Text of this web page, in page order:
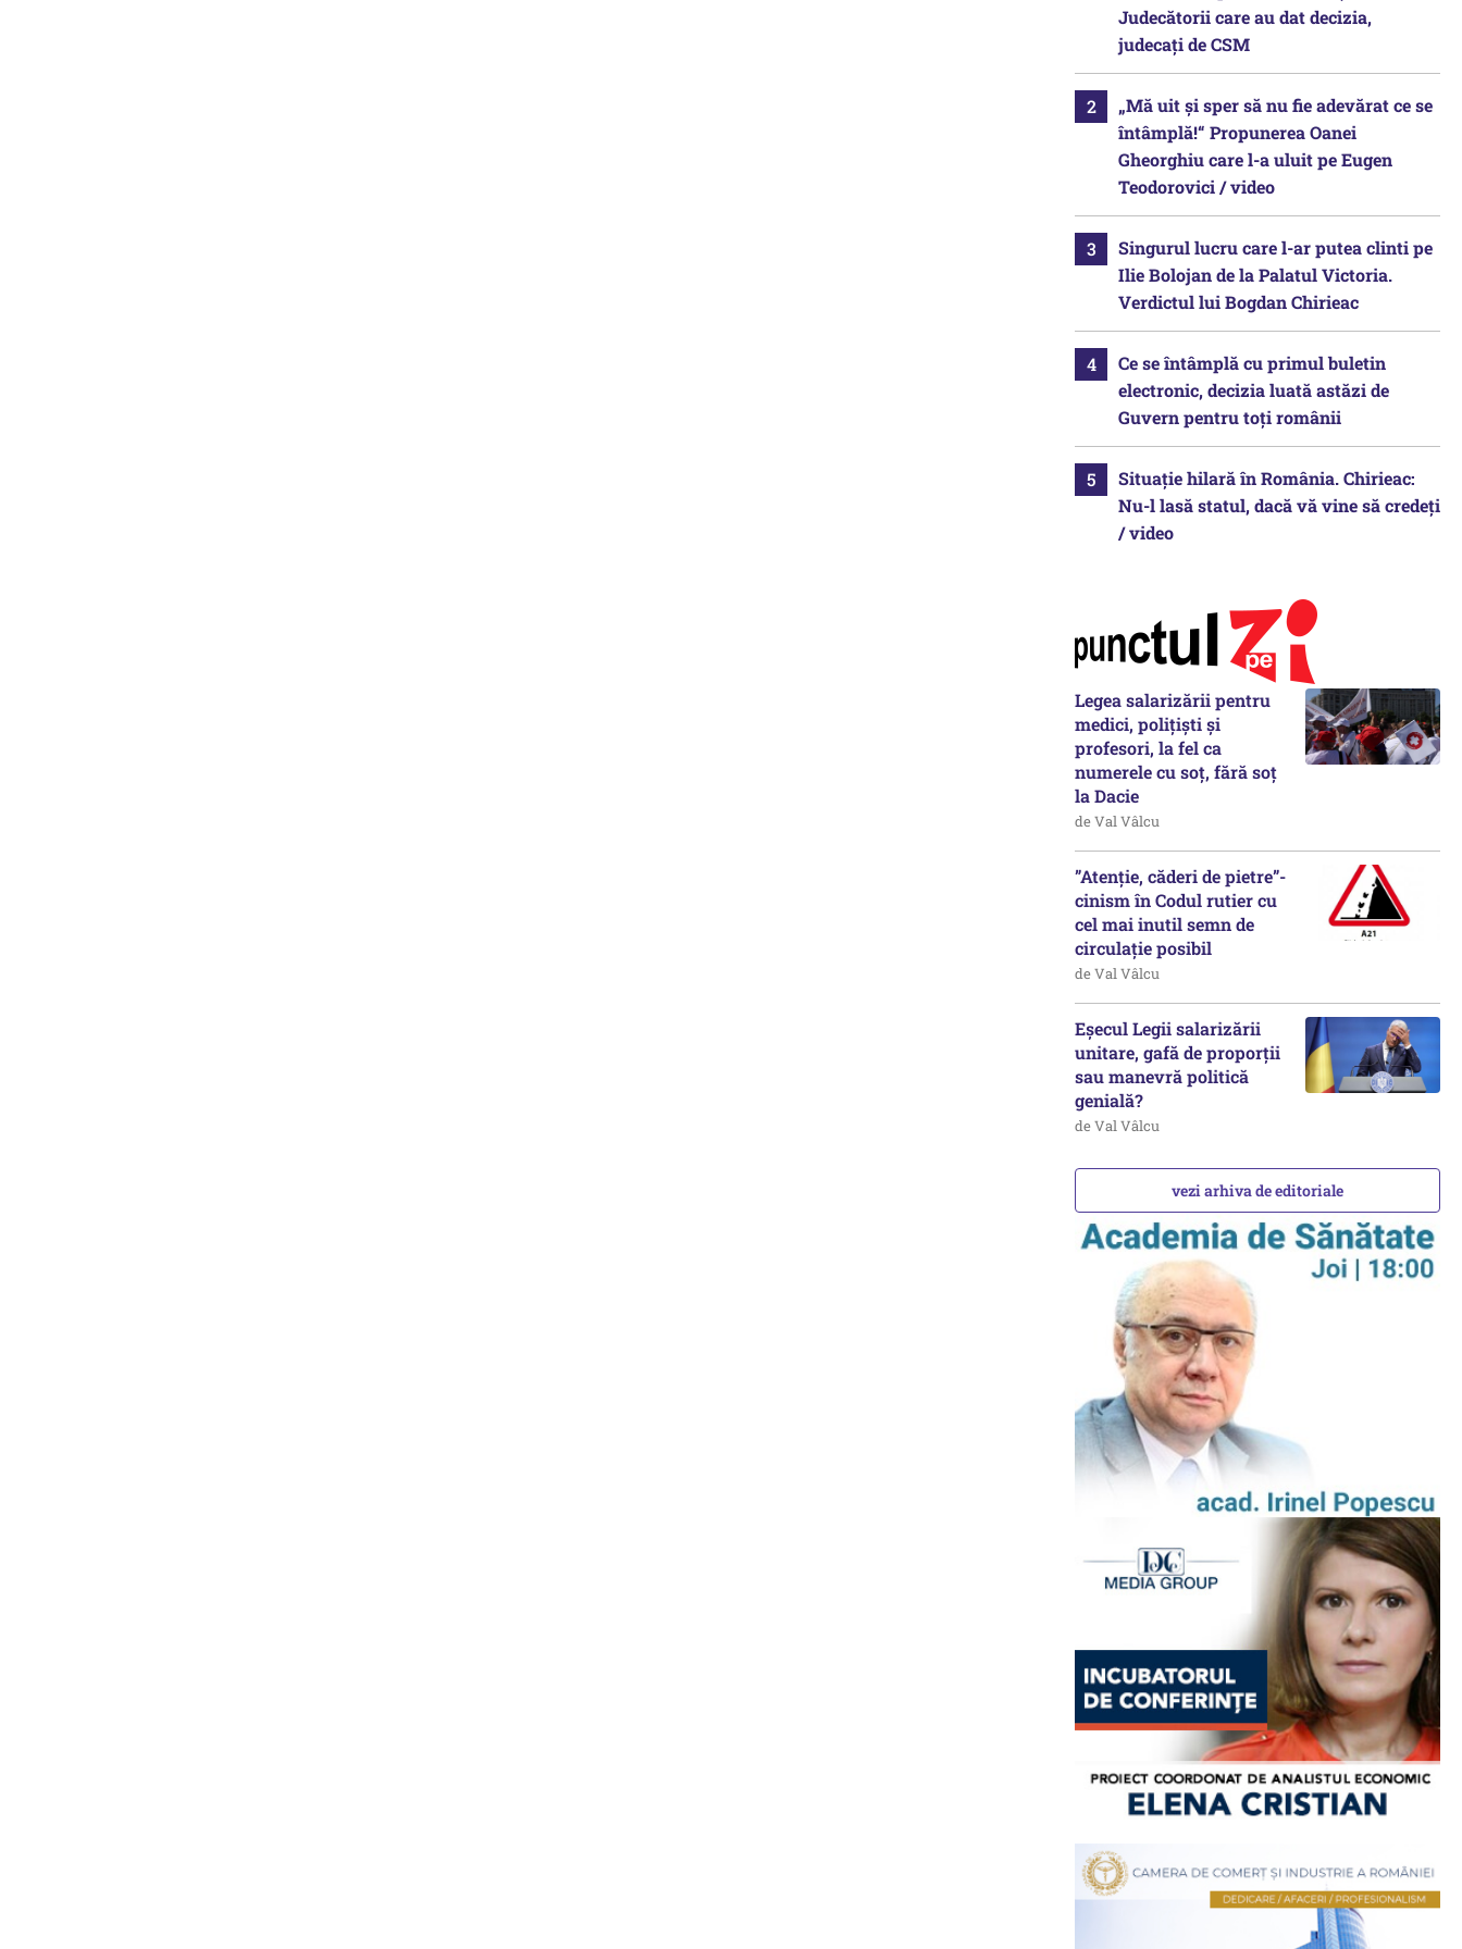
Judecătorii care au dat decizia,
judecați de CSM
„Mă uit și sper să nu fie adevărat ce se
întâmplă!“ Propunerea Oanei
Gheorghiu care l-a uluit pe Eugen
Teodorovici / video
Singurul lucru care l-ar putea clinti pe
Ilie Bolojan de la Palatul Victoria.
Verdictul lui Bogdan Chirieac
Ce se întâmplă cu primul buletin
electronic, decizia luată astăzi de
Guvern pentru toți românii
Situație hilară în România. Chirieac:
Nu-l lasă statul, dacă vă vine să credeți
/ video
Legea salarizării pentru
medici, polițiști și
profesori, la fel ca
numerele cu soț, fără soț
la Dacie
de Val Vâlcu
”Atenție, căderi de pietre”-
cinism în Codul rutier cu
cel mai inutil semn de
circulație posibil
de Val Vâlcu
Eșecul Legii salarizării
unitare, gafă de proporții
sau manevră politică
genială?
de Val Vâlcu
vezi arhiva de editoriale